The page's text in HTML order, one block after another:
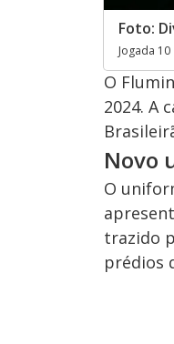
Foto:
Jogada 10
O
2024. A
Novo
O
trazido
prédios